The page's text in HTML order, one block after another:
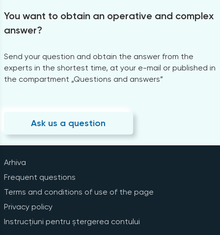
You want to obtain an operative and complex
answer?
Send your question and obtain the answer from the
experts in the shortest time, at your e-mail or published in
the compartment „Questions and answers”
Ask us a question
Arhiva
Frequent questions
Terms and conditions of use of the page
Privacy policy
Instrucțiuni pentru ștergerea contului